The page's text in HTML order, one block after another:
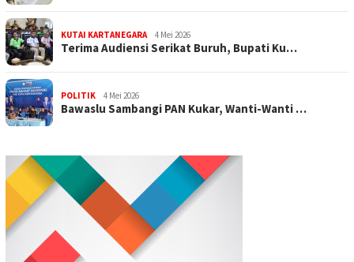
KUTAI KARTANEGARA 4 Mei 2026
Terima Audiensi Serikat Buruh, Bupati Ku…
POLITIK 4 Mei 2026
Bawaslu Sambangi PAN Kukar, Wanti-Wanti …